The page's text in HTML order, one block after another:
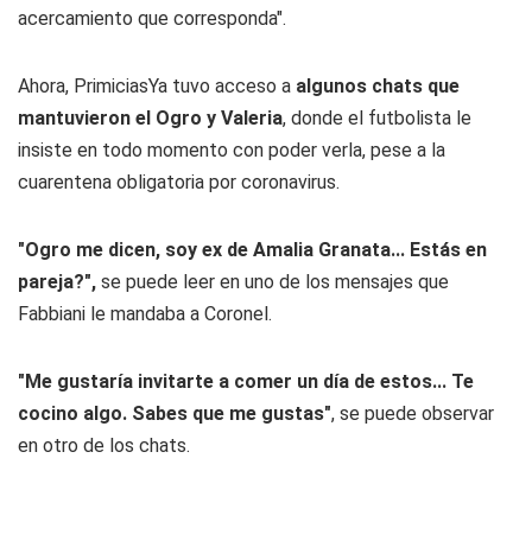
acercamiento que corresponda".
Ahora, PrimiciasYa tuvo acceso a algunos chats que
mantuvieron el Ogro y Valeria, donde el futbolista le
insiste en todo momento con poder verla, pese a la
cuarentena obligatoria por coronavirus.
"Ogro me dicen, soy ex de Amalia Granata... Estás en
pareja?", se puede leer en uno de los mensajes que
Fabbiani le mandaba a Coronel.
"Me gustaría invitarte a comer un día de estos... Te
cocino algo. Sabes que me gustas", se puede observar
en otro de los chats.